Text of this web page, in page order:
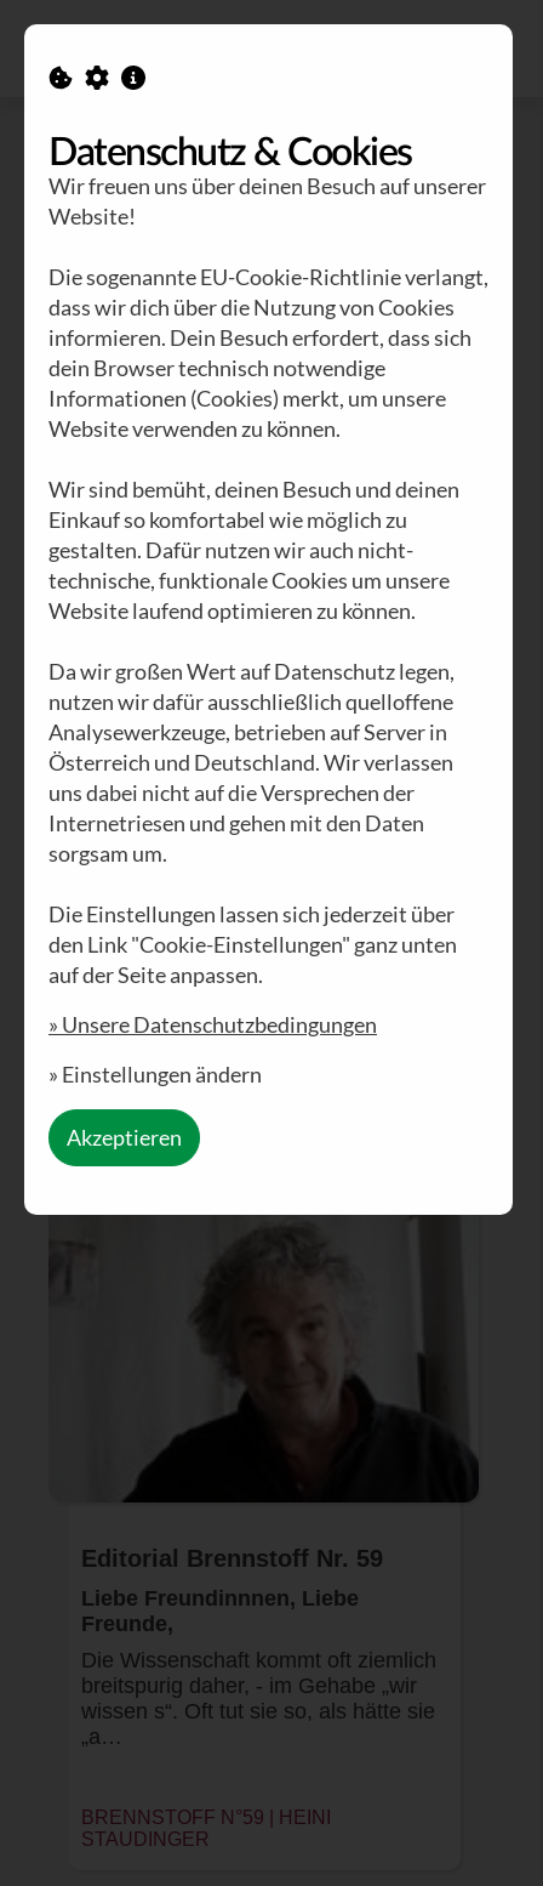
AUSGABE N°59
Was ist der
Mensch
PDF DOWNLOAD
Editorial Brennstoff Nr. 59
Liebe Freundinnnen, Liebe
Freunde,
Die Wissenschaft kommt oft ziemlich
breitspurig daher, - im Gehabe „wir
wissen s“. Oft tut sie so, als hätte sie
„a…
BRENNSTOFF N°59 |
HEINI
STAUDINGER
Datenschutz & Cookies
Wir freuen uns über deinen Besuch auf unserer
Website!
Die sogenannte EU-Cookie-Richtlinie verlangt,
dass wir dich über die Nutzung von Cookies
informieren. Dein Besuch erfordert, dass sich
dein Browser technisch notwendige
Informationen (Cookies) merkt, um unsere
Website verwenden zu können.
Wir sind bemüht, deinen Besuch und deinen
Einkauf so komfortabel wie möglich zu
gestalten. Dafür nutzen wir auch nicht-
technische, funktionale Cookies um unsere
Website laufend optimieren zu können.
Da wir großen Wert auf Datenschutz legen,
nutzen wir dafür ausschließlich quelloffene
Analysewerkzeuge, betrieben auf Server in
Österreich und Deutschland. Wir verlassen
uns dabei nicht auf die Versprechen der
Internetriesen und gehen mit den Daten
sorgsam um.
Die Einstellungen lassen sich jederzeit über
den Link "Cookie-Einstellungen" ganz unten
auf der Seite anpassen.
» Unsere Datenschutzbedingungen
» Einstellungen ändern
Akzeptieren